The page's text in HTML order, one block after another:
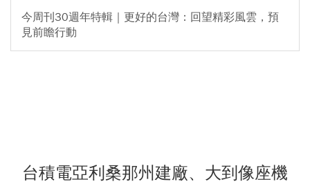
今周刊30週年特輯｜更好的台灣：回望精彩風雲，預
見前瞻行動
台積電亞利桑那州建廠、大到像座機